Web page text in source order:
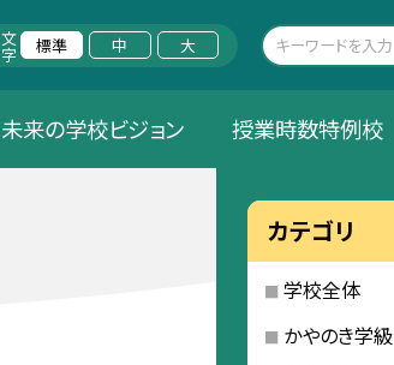
文字 標準 中 大
未来の学校ビジョン 授業時数特例校
カテゴリ
学校全体
かやのき学級